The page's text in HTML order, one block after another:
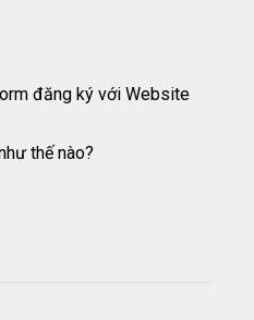
đăng ký với Website
thế nào?